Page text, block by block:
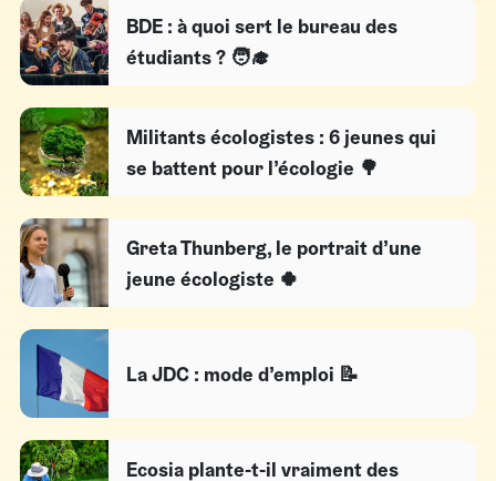
BDE : à quoi sert le bureau des
étudiants ? 🧑‍🎓
Militants écologistes : 6 jeunes qui
se battent pour l’écologie 🌳
Greta Thunberg, le portrait d’une
jeune écologiste 🍀
La JDC : mode d’emploi 📝
Ecosia plante-t-il vraiment des